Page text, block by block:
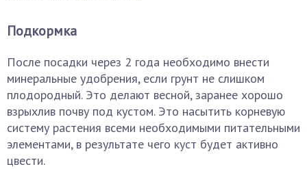
Подкормка
После посадки через 2 года необходимо внести
минеральные удобрения, если грунт не слишком
плодородный. Это делают весной, заранее хорошо
взрыхлив почву под кустом. Это насытить корневую
систему растения всеми необходимыми питательными
элементами, в результате чего куст будет активно
цвести.